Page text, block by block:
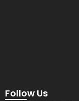
Follow Us